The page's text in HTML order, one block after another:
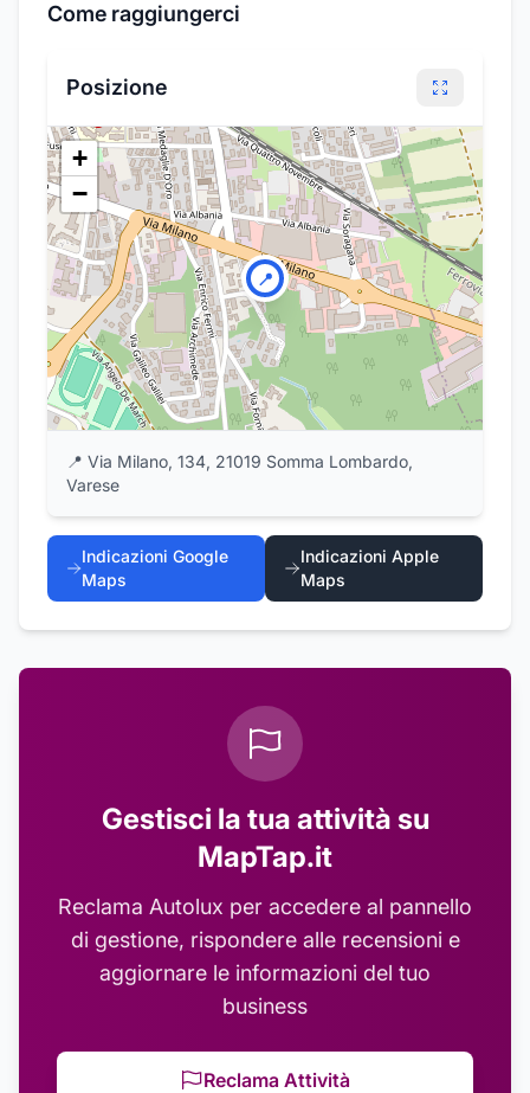
Come raggiungerci
Posizione
📍
+
−
📍 Via Milano, 134, 21019 Somma Lombardo,
Varese
Indicazioni Google
Maps
Indicazioni Apple
Maps
Gestisci la tua attività su
MapTap.it
Reclama Autolux per accedere al pannello
di gestione, rispondere alle recensioni e
aggiornare le informazioni del tuo
business
Reclama Attività